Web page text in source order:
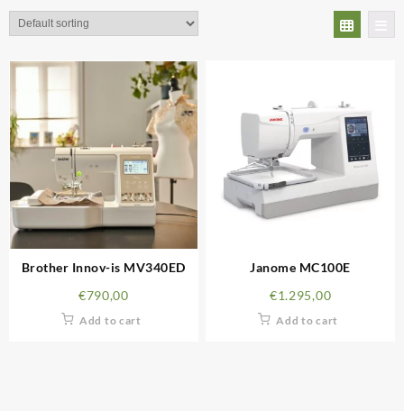
Brother Innov-is MV340ED
€790,00
Add to cart
Janome MC100E
€1.295,00
Add to cart